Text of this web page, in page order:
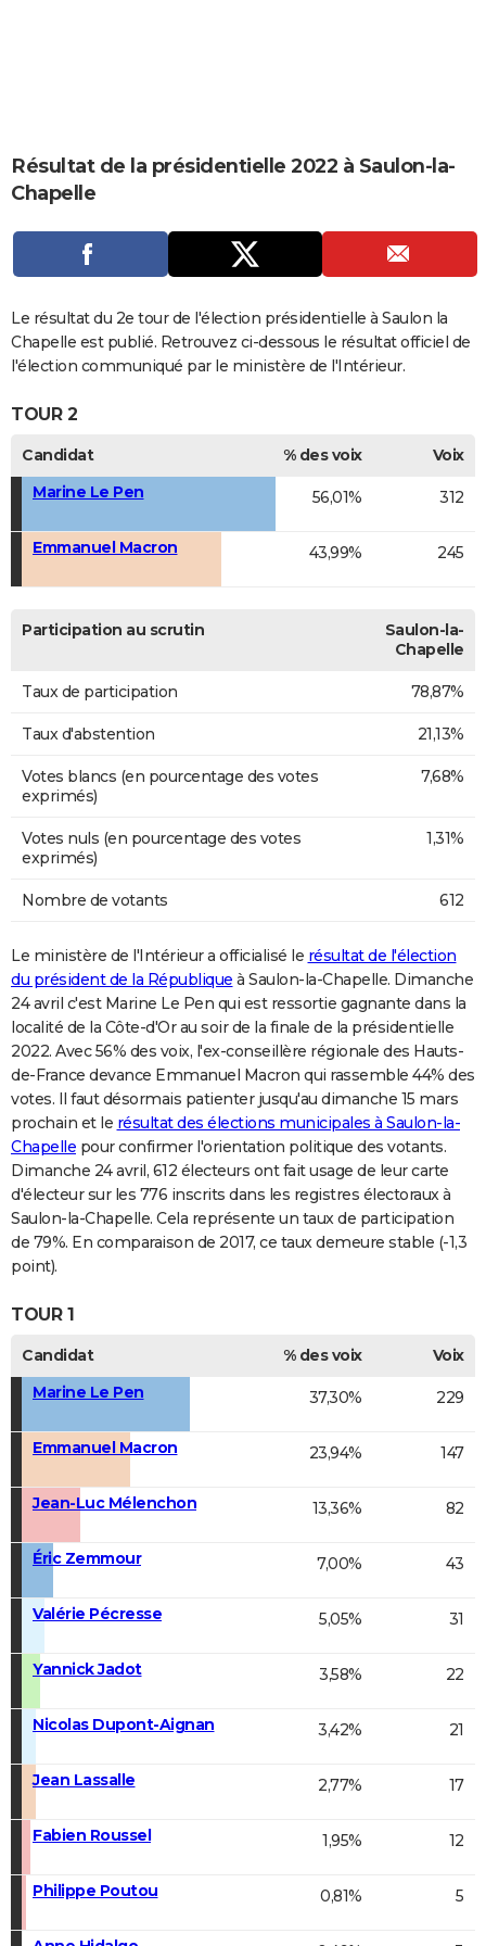
CARTE DE VOEUX
Carte de Noël
Carte Bonne année
Carte Saint-Valentin
Carte Pâques
Carte d'anniversaire
DICTIONNAIRE
Dictionnaire
Biographies
Expressions
Proverbes
PROGRAMME TV
S'inscrire
Se connecter
Lycées
Collèges
Primaires
Universités
Entreprises
Service militaire
Avis de recherche
AVIS DE DÉCÈS
Bricolage
Lifestyle
Culture
Sport
Auto
Television
Voyage
Cinema
Résultat de la présidentielle 2022 à Saulon-la-
Chapelle
Le résultat du 2e tour de l'élection présidentielle à Saulon la
Chapelle est publié. Retrouvez ci-dessous le résultat officiel de
l'élection communiqué par le ministère de l'Intérieur.
TOUR 2
Candidat % des voix
Voix
Marine Le Pen
56,01% 312
Emmanuel Macron 43,99% 245
Participation au scrutin
Saulon-la-
Chapelle
Taux de participation 78,87%
Taux d'abstention 21,13%
Votes blancs (en pourcentage des votes
exprimés)
7,68%
Votes nuls (en pourcentage des votes
exprimés)
1,31%
Nombre de votants 612
Le ministère de l'Intérieur a officialisé le résultat de l'élection
du président de la République à Saulon-la-Chapelle. Dimanche
24 avril c'est Marine Le Pen qui est ressortie gagnante dans la
localité de la Côte-d'Or au soir de la finale de la présidentielle
2022. Avec 56% des voix, l'ex-conseillère régionale des Hauts-
de-France devance Emmanuel Macron qui rassemble 44% des
votes. Il faut désormais patienter jusqu'au dimanche 15 mars
prochain et le résultat des élections municipales à Saulon-la-
Chapelle pour confirmer l'orientation politique des votants.
Dimanche 24 avril, 612 électeurs ont fait usage de leur carte
d'électeur sur les 776 inscrits dans les registres électoraux à
Saulon-la-Chapelle. Cela représente un taux de participation
de 79%. En comparaison de 2017, ce taux demeure stable (-1,3
point).
TOUR 1
Candidat % des voix
Voix
Marine Le Pen
37,30% 229
Emmanuel Macron 23,94% 147
Jean-Luc Mélenchon 13,36% 82
Éric Zemmour 7,00% 43
Valérie Pécresse 5,05% 31
Yannick Jadot 3,58% 22
Nicolas Dupont-Aignan 3,42% 21
Jean Lassalle 2,77% 17
Fabien Roussel 1,95% 12
Philippe Poutou 0,81% 5